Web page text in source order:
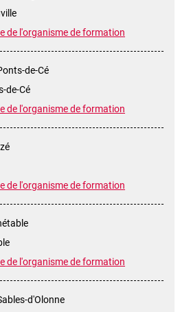
de l'organisme de formation
de-Cé
de-Cé
de l'organisme de formation
de l'organisme de formation
de l'organisme de formation
d'Olonne